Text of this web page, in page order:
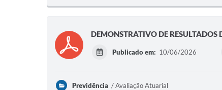
DEMONSTRATIVO DE
Publicado em: 10/06/2026
Previdência Avaliação Atuarial